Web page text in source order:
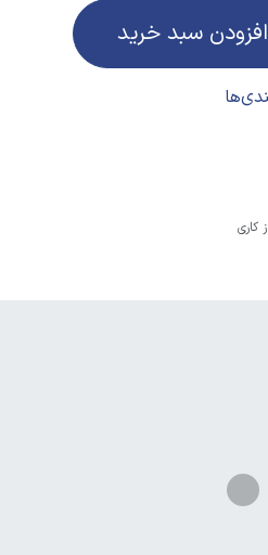
افزودن سبد خرید